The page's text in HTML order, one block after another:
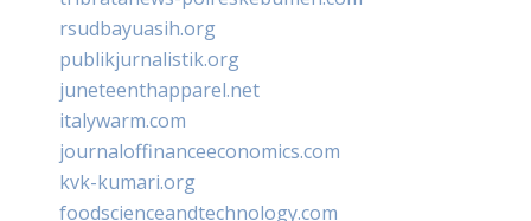
rsudbayuasih.org
publikjurnalistik.org
juneteenthapparel.net
italywarm.com
journaloffinanceeconomics.com
kvk-kumari.org
foodscienceandtechnology.com